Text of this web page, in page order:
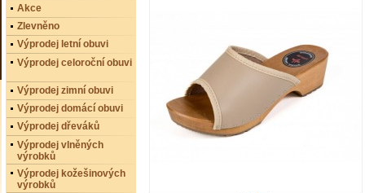
Akce
Zlevněno
Výprodej letní obuvi
Výprodej celoroční obuvi
Výprodej zimní obuvi
Výprodej domácí obuvi
Výprodej dřeváků
Výprodej vlněných
výrobků
Výprodej kožešinových
výrobků